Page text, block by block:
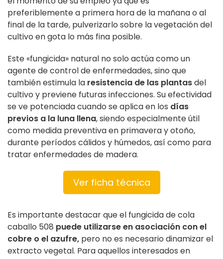
preferiblemente a primera hora de la mañana o al
final de la tarde, pulverizarlo sobre la vegetación del
cultivo en gota lo más fina posible.
Este «fungicida» natural no solo actúa como un
agente de control de enfermedades, sino que
también estimula la resistencia de las plantasdel
cultivo y previene futuras infecciones. Su efectividad
se ve potenciada cuando se aplica en los días
previos a la luna llena, siendo especialmente útil
como medida preventiva en primavera y otoño,
durante períodos cálidos y húmedos, así como para
tratar enfermedades de madera.
Ver ficha técnica
Es importante destacar que el fungicida de cola
caballo 508 puede utilizarse en asociación con el
cobre o el azufre, pero no es necesario dinamizar el
extracto vegetal. Para aquellos interesados en